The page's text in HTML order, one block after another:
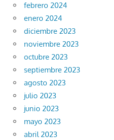
febrero 2024
enero 2024
diciembre 2023
noviembre 2023
octubre 2023
septiembre 2023
agosto 2023
julio 2023
junio 2023
mayo 2023
abril 2023